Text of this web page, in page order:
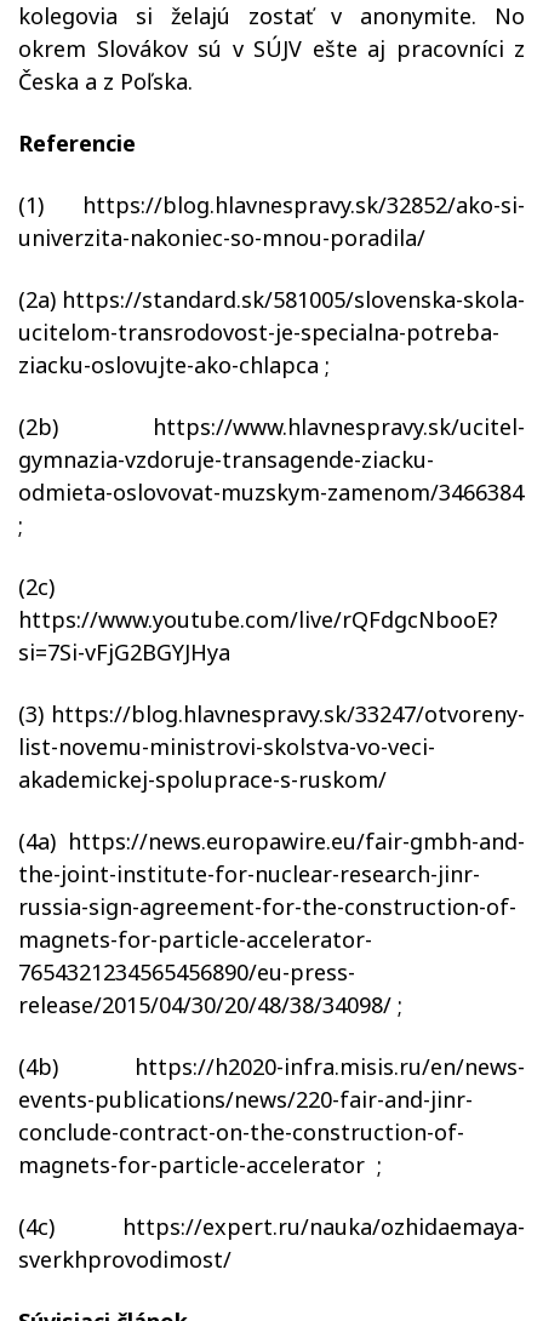
kolegovia si želajú zostať v anonymite. No
okrem Slovákov sú v SÚJV ešte aj pracovníci z
Česka a z Poľska.
Referencie
(1) https://blog.hlavnespravy.sk/32852/ako-si-
univerzita-nakoniec-so-mnou-poradila/
(2a) https://standard.sk/581005/slovenska-skola-
ucitelom-transrodovost-je-specialna-potreba-
ziacku-oslovujte-ako-chlapca ;
(2b) https://www.hlavnespravy.sk/ucitel-
gymnazia-vzdoruje-transagende-ziacku-
odmieta-oslovovat-muzskym-zamenom/3466384
;
(2c)
https://www.youtube.com/live/rQFdgcNbooE?
si=7Si-vFjG2BGYJHya
(3) https://blog.hlavnespravy.sk/33247/otvoreny-
list-novemu-ministrovi-skolstva-vo-veci-
akademickej-spoluprace-s-ruskom/
(4a) https://news.europawire.eu/fair-gmbh-and-
the-joint-institute-for-nuclear-research-jinr-
russia-sign-agreement-for-the-construction-of-
magnets-for-particle-accelerator-
7654321234565456890/eu-press-
release/2015/04/30/20/48/38/34098/ ;
(4b) https://h2020-infra.misis.ru/en/news-
events-publications/news/220-fair-and-jinr-
conclude-contract-on-the-construction-of-
magnets-for-particle-accelerator ;
(4c) https://expert.ru/nauka/ozhidaemaya-
sverkhprovodimost/